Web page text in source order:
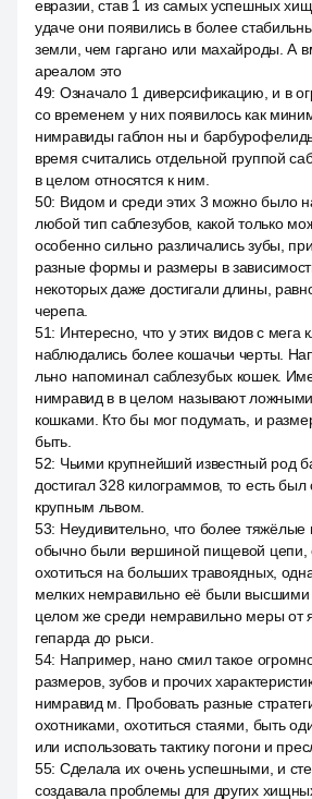
евразии, став 1 из самых успешных
удаче они появились в более
земли, чем гаргано или махайроды. А
ареалом это
49: Означало 1 диверсификацию, и в
со временем у них появилось как
нимравиды габлон ны и
время считались отдельной группой
в целом относятся к ним.
50: Видом и среди этих 3 можно было
любой тип саблезубов, какой только
особенно сильно различались зубы,
разные формы и размеры в
некоторых даже достигали длины,
черепа.
51: Интересно, что у этих видов с мега
наблюдались более кошачьи черты.
льно напоминал саблезубых кошек.
нимравид в в целом называют
кошками. Кто бы мог подумать, и
быть.
52: Чьими крупнейший известный род
достигал 328 килограммов, то есть был
крупным львом.
53: Неудивительно, что более тяжёлые
обычно были вершиной пищевой цепи,
охотиться на больших травоядных,
мелких немравильно её были
целом же среди немравильно меры от
гепарда до рыси.
54: Например, нано смил такое
размеров, зубов и прочих
нимравид м. Пробовать разные
охотниками, охотиться стаями, быть
или использовать тактику погони и
55: Сделала их очень успешными, и
создавала проблемы для других